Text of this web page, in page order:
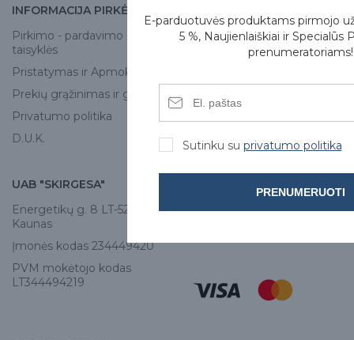
INFORMACIJA PIRKĖJUI
Pirkimo - pardavimo
taisyklės
Pristatymas ir Apmokėjimas
Prekių grąžinimas ir garantija
Privatumo politika
D.U.K.
Apie mus
Skirgesa parduotuvės
UAB "SKIRGESA"
Energetikų g. 8 LT-52461,
Kaunas
Įmonės kodas 234449420
PVM mokėtojo kodas
LT344494219
Tel:+370 671 77528
E-parduotuvės produktams pirmojo
5 %, Naujienlaiškiai ir Specialūs
prenumeratoriams!
Sutinku su privatumo politika
PRENUMERUOTI